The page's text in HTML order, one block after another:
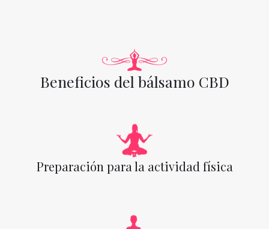
Beneficios del bálsamo CBD
Preparación para la actividad física